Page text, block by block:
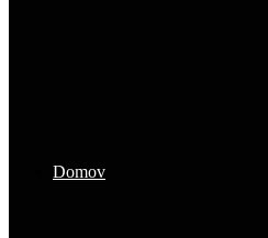
Domov